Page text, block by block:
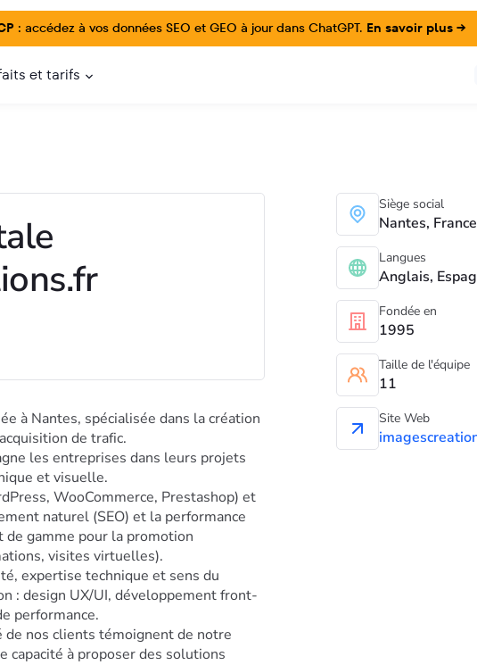
: accédez à vos données SEO et GEO à jour dans ChatGPT. En savoir plus →
et tarifs
à Nantes, spécialisée dans la création
de trafic.
les entreprises dans leurs projets
et visuelle.
WooCommerce, Prestashop) et
naturel (SEO) et la performance
gamme pour la promotion
visites virtuelles).
expertise technique et sens du
: design UX/UI, développement front-
performance.
nos clients témoignent de notre
capacité à proposer des solutions
Siège social
Nantes, France
Langues
Anglais,
Fondée en
1995
Taille de l'équipe
11
Site Web